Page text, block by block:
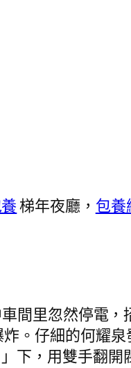
梯年夜廳， 包養
間里忽然停電
炸。仔細的何耀
下，用雙手翻